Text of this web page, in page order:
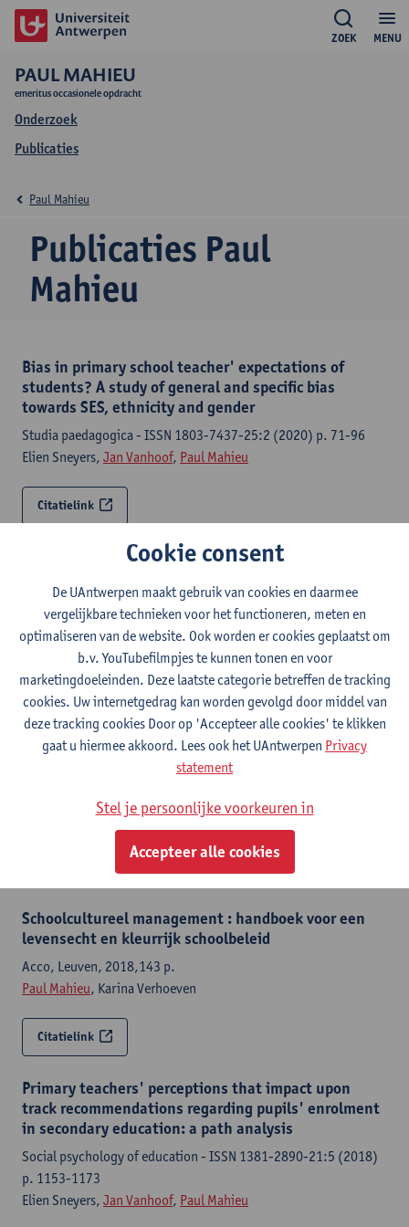
MENU
ZOEK
PAUL MAHIEU
emeritus occasionele opdracht
Onderzoek
Publicaties
Publicaties Paul
Mahieu
Paul Mahieu
Bias in primary school teacher' expectations of
students? A study of general and specific bias
towards SES, ethnicity and gender
Studia paedagogica - ISSN 1803-7437-25:2 (2020) p. 71-96
Elien Sneyers, Jan Vanhoof, Paul Mahieu
Citatielink
Het hart van de school, met vier kamers
Impuls voor onderwijsbegeleiding - ISSN 1373-4318-49:3
(2019) p. 103-112
Paul Mahieu
, K. Verhoeven
Citatielink
The impact of primary school teachers' expectations
of pupils, parents and teachers on teacher track
Elien Sneyers,Jan Vanhoof,Paul Mahieu
Schoolcultureel management : handboek voor een
levensecht en kleurrijk schoolbeleid
Acco, Leuven, 2018,143 p.
Paul Mahieu, Karina Verhoeven
Citatielink
Primary teachers' perceptions that impact upon
track recommendations regarding pupils' enrolment
in secondary education: a path analysis
Social psychology of education - ISSN 1381-2890-21:5 (2018)
p. 1153-1173
Elien Sneyers, Jan Vanhoof, Paul Mahieu
Cookie consent
De UAntwerpen maakt gebruik van cookies en daarmee
vergelijkbare technieken voor het functioneren, meten en
optimaliseren van de website. Ook worden er cookies geplaatst om
b.v. YouTubefilmpjes te kunnen tonen en voor
marketingdoeleinden. Deze laatste categorie betreffen de tracking
cookies. Uw internetgedrag kan worden gevolgd door middel van
deze tracking cookies Door op 'Accepteer alle cookies' te klikken
gaat u hiermee akkoord. Lees ook het UAntwerpen Privacy
statement
Stel je persoonlijke voorkeuren in
Accepteer alle cookies